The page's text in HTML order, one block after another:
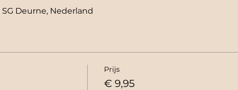
Deurne, Nederland
Prijs
€ 9,95